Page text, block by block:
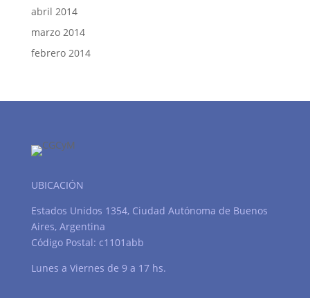
abril 2014
marzo 2014
febrero 2014
UBICACIÓN
Estados Unidos 1354, Ciudad Autónoma de Buenos
Aires, Argentina
Código Postal: c1101abb
Lunes a Viernes de 9 a 17 hs.